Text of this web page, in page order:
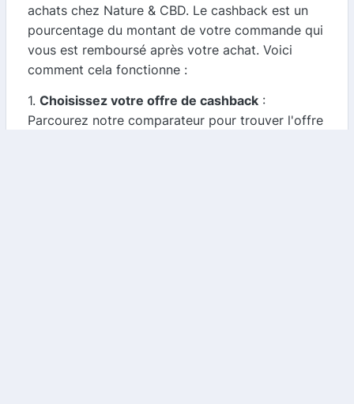
achats chez Nature & CBD. Le cashback est un
pourcentage du montant de votre commande qui
vous est remboursé après votre achat. Voici
comment cela fonctionne :
1. Choisissez votre offre de cashback :
Parcourez notre comparateur pour trouver l'offre